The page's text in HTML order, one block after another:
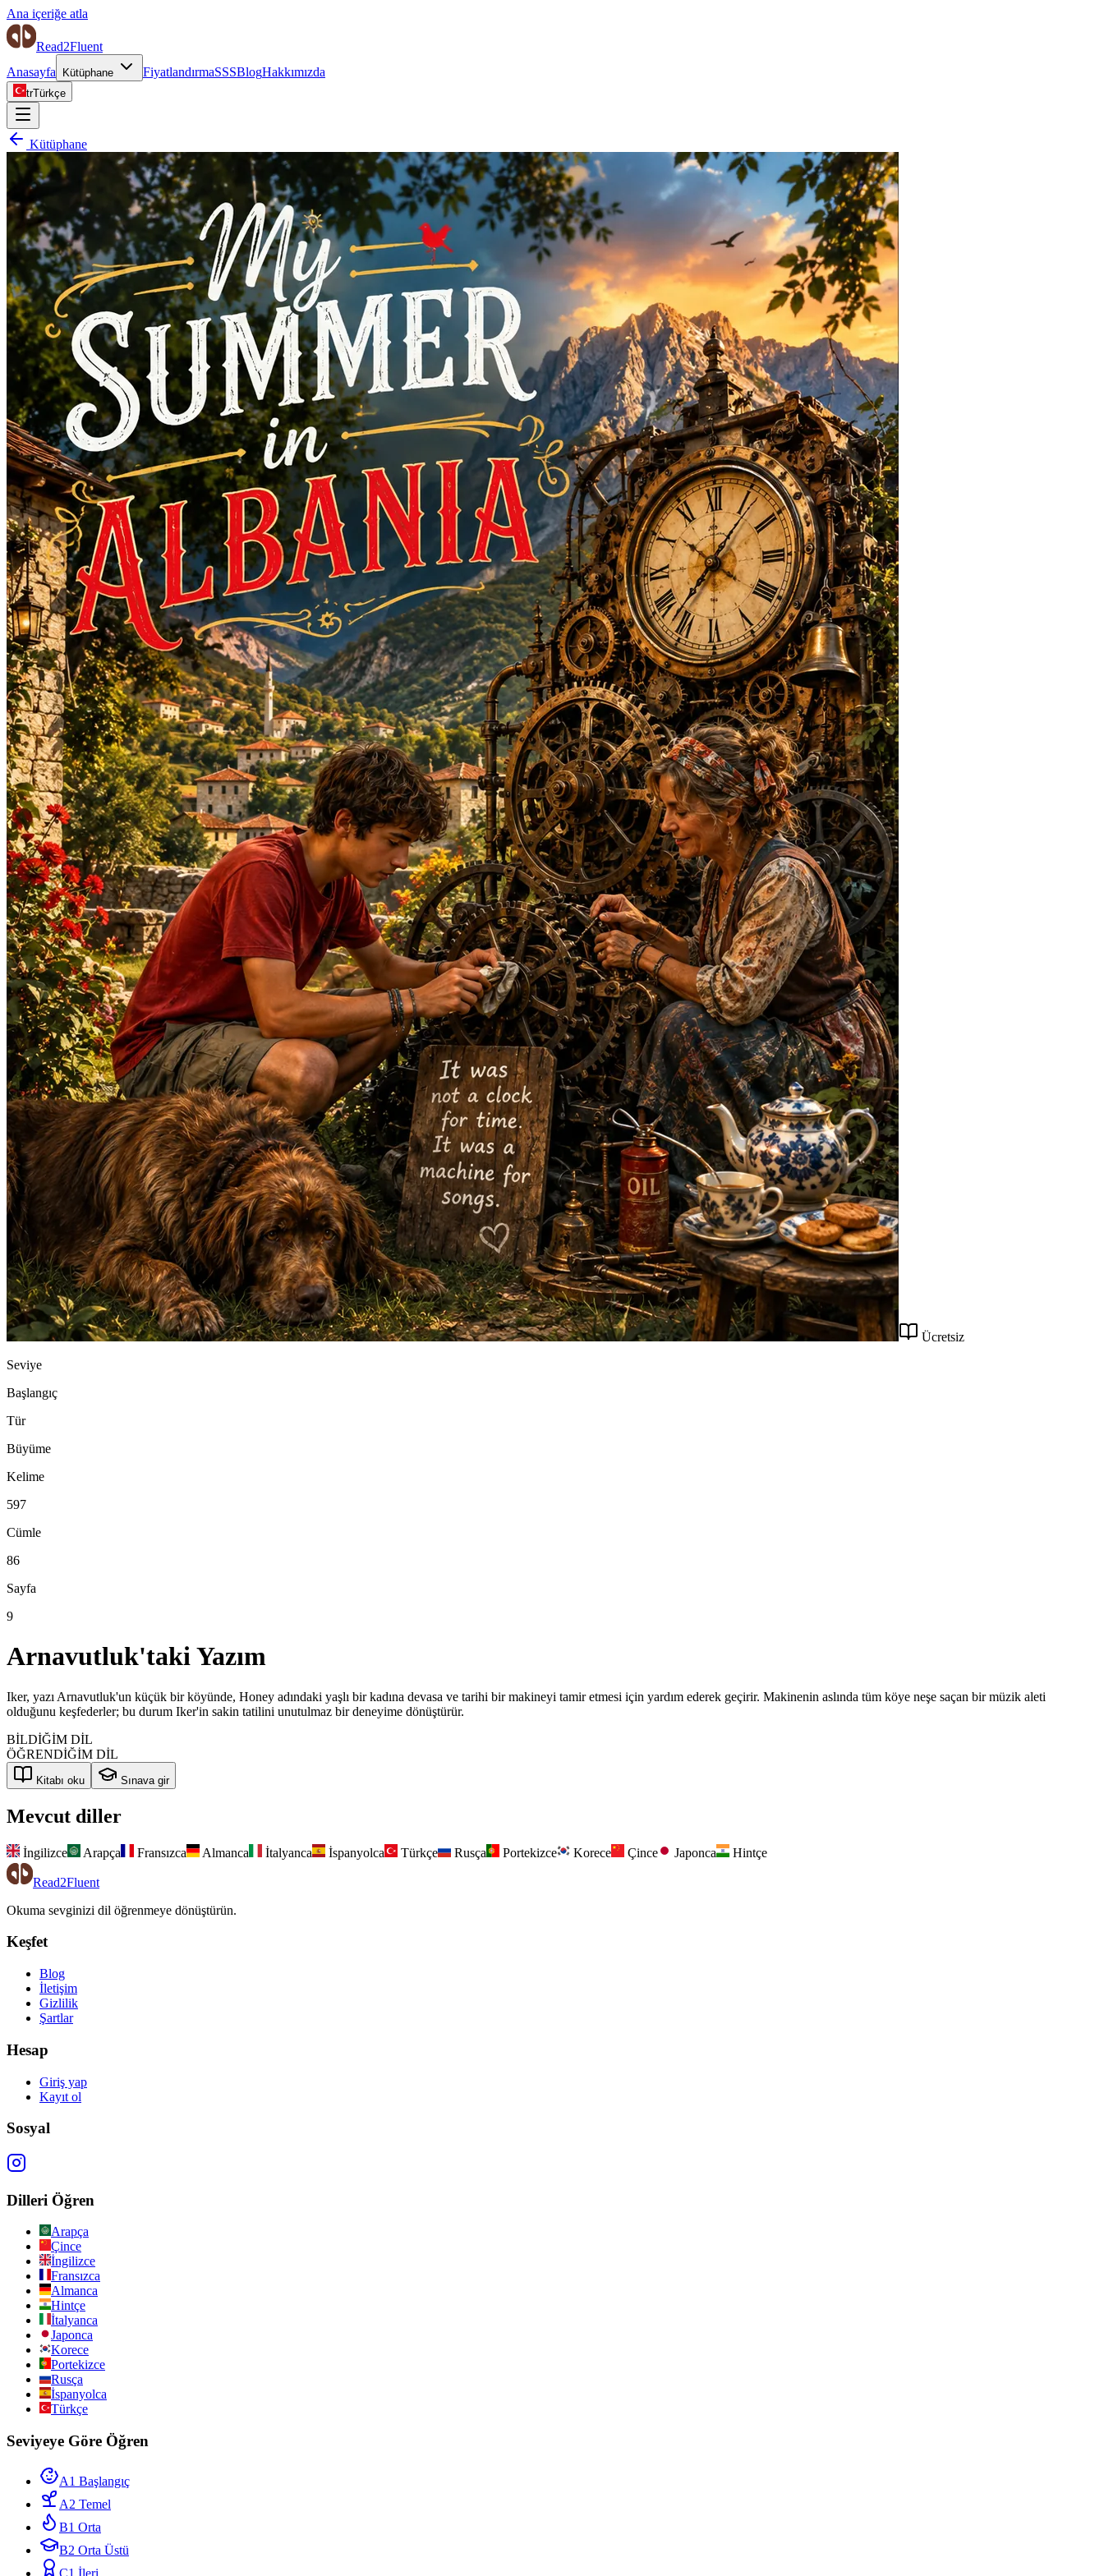
Ana içeriğe atla
Read2Fluent
Anasayfa
Kütüphane FiyatlandırmaSSSBlogHakkımızda
trTürkçe
Kütüphane
Ücretsiz
Seviye
Başlangıç
Tür
Büyüme
Kelime
597
Cümle
86
Sayfa
9
Arnavutluk'taki Yazım
Iker, yazı Arnavutluk'un küçük bir köyünde, Honey adındaki yaşlı bir kadına devasa ve tarihi bir makineyi tamir etmesi için yardım ederek geçirir. Makinenin aslında tüm köye neşe saçan bir müzik aleti
olduğunu keşfederler; bu durum Iker'in sakin tatilini unutulmaz bir deneyime dönüştürür.
BİLDİĞİM DİL
ÖĞRENDİĞİM DİL
Kitabı oku Sınava gir
Mevcut diller
İngilizce Arapça Fransızca Almanca İtalyanca İspanyolca Türkçe Rusça Portekizce Korece Çince Japonca Hintçe
Read2Fluent
Okuma sevginizi dil öğrenmeye dönüştürün.
Keşfet
Blog
İletişim
Gizlilik
Şartlar
Hesap
Giriş yap
Kayıt ol
Sosyal
Dilleri Öğren
Arapça
Çince
İngilizce
Fransızca
Almanca
Hintçe
İtalyanca
Japonca
Korece
Portekizce
Rusça
İspanyolca
Türkçe
Seviyeye Göre Öğren
A1 Başlangıç
A2 Temel
B1 Orta
B2 Orta Üstü
C1 İleri